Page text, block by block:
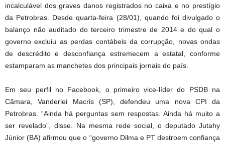
incalculável dos graves danos registrados no caixa e no prestígio
da Petrobras. Desde quarta-feira (28/01), quando foi divulgado o
balanço não auditado do terceiro trimestre de 2014 e do qual o
governo excluiu as perdas contábeis da corrupção, novas ondas
de descrédito e desconfiança estremecem a estatal, conforme
estamparam as manchetes dos principais jornais do país.
Em seu perfil no Facebook, o primeiro vice-líder do PSDB na
Câmara, Vanderlei Macris (SP), defendeu uma nova CPI da
Petrobras. “Ainda há perguntas sem respostas. Ainda há muito a
ser revelado”, disse. Na mesma rede social, o deputado Jutahy
Júnior (BA) afirmou que o “governo Dilma e PT destroem confiança